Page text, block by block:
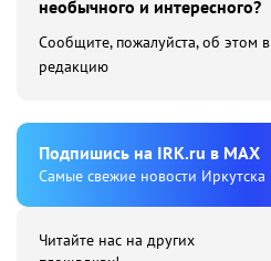
необычного и интересного?
Сообщите, пожалуйста, об этом в
редакцию
Подпишиcь на IRK.ru в MAX
Cамые свежие новости Иркутска
Читайте нас на других